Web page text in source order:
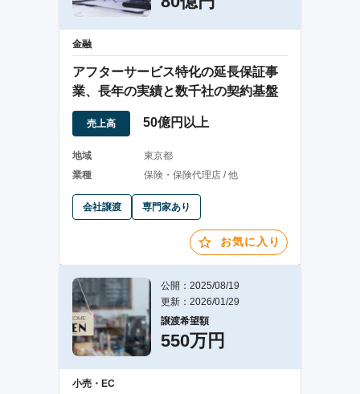
金融
アフターサービス特化の延長保証事
業、長年の実績と数千社の契約基盤
売上高 50億円以上
地域
東京都
業種
保険・保険代理店 / 他
会社譲渡 専門家あり
お気に入り
公開：2025/08/19
更新：2026/01/29
譲渡希望額
550万円
小売・EC